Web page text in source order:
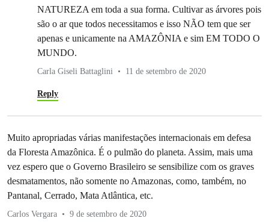
NATUREZA em toda a sua forma. Cultivar as árvores pois
são o ar que todos necessitamos e isso NÃO tem que ser
apenas e unicamente na AMAZÔNIA e sim EM TODO O
MUNDO.
Carla Giseli Battaglini 11 de setembro de 2020
Reply
Muito apropriadas várias manifestações internacionais em defesa
da Floresta Amazônica. É o pulmão do planeta. Assim, mais uma
vez espero que o Governo Brasileiro se sensibilize com os graves
desmatamentos, não somente no Amazonas, como, também, no
Pantanal, Cerrado, Mata Atlântica, etc.
Carlos Vergara 9 de setembro de 2020